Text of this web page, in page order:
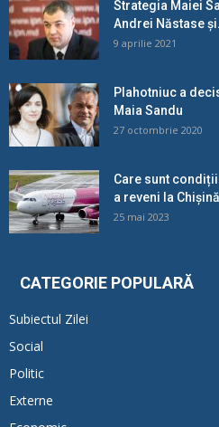
Strategia Maiei
Andrei Năstase
9 aprilie 2021
Plahotniuc a
Maia Sandu
27 octombrie 2020
Care sunt
a reveni la
25 mai 2023
CATEGORIE POPULARĂ
Subiectul Zilei
Social
Politic
Externe